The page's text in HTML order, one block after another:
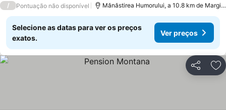
/ Pontuação não disponível Mănăstirea Humorului, a 10.8 km de
Selecione as datas para ver os preços
exatos.
Ver preços
Partilhar